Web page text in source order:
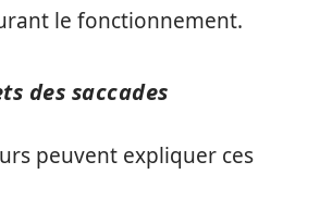
le fonctionnement.
des saccades
peuvent expliquer ces